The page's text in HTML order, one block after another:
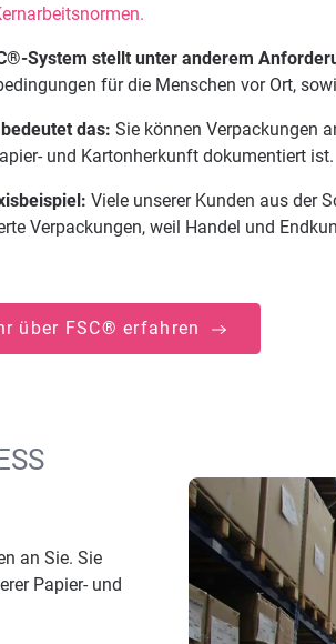
System stellt unter anderem
für die Menschen vor Ort,
das: Sie können Verpackungen
und Kartonherkunft dokumentiert ist.
Viele unserer Kunden aus der
Verpackungen, weil Handel und
über FSC® erfahren
an Sie. Sie
Papier- und